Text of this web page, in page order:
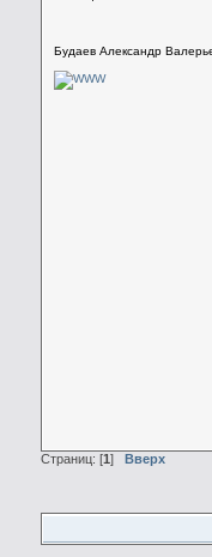
Будаев Александр
Страниц: [1] Вверх